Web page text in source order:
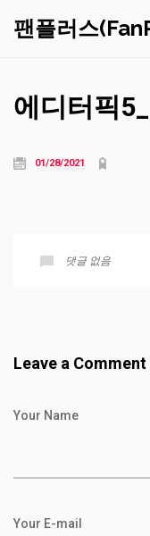
팬플러스
에디터픽
01/28/2021
댓글 없음
Leave a Comment
Your Name
Your E-mail